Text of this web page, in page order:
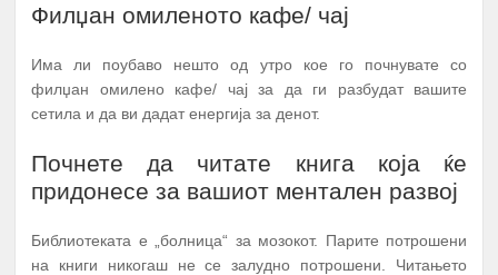
Филџан омиленото кафе/ чај
Има ли поубаво нешто од утро кое го почнувате со
филџан омилено кафе/ чај за да ги разбудат вашите
сетила и да ви дадат енергија за денот.
Почнете да читате книга која ќе
придонесе за вашиот ментален развој
Библиотеката е „болница“ за мозокот. Парите потрошени
на книги никогаш не се залудно потрошени. Читањето